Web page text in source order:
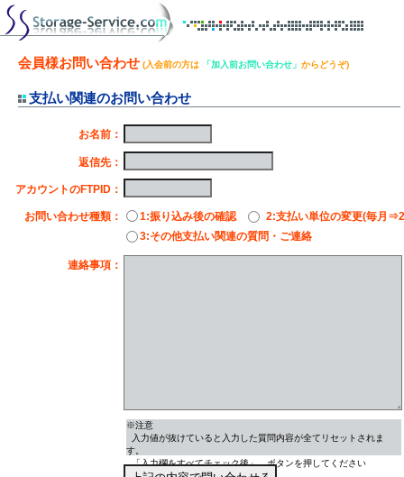
会員様お問い合わせ (入会前の方は 「加入前お問い合わせ」 からどうぞ)
支払い関連のお問い合わせ
お名前：
返信先：
アカウントのFTPID：
お問い合わせ種類： 1:振り込み後の確認
2:支払い単位の変更(毎月
3:その他支払い関連の質問・ご連絡
連絡事項：
※注意
入力値が抜けていると入力した質問内容が全てリセットされま
す。
「入力欄をすべてチェック後」、ボタンを押してください